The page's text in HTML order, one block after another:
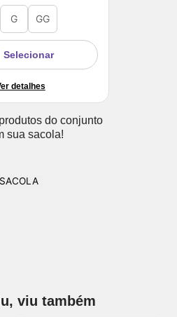
G GG
Selecionar
detalhes
do conjunto
sua sacola!
viu também